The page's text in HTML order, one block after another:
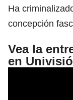
Ha
concepción
Vea la
en